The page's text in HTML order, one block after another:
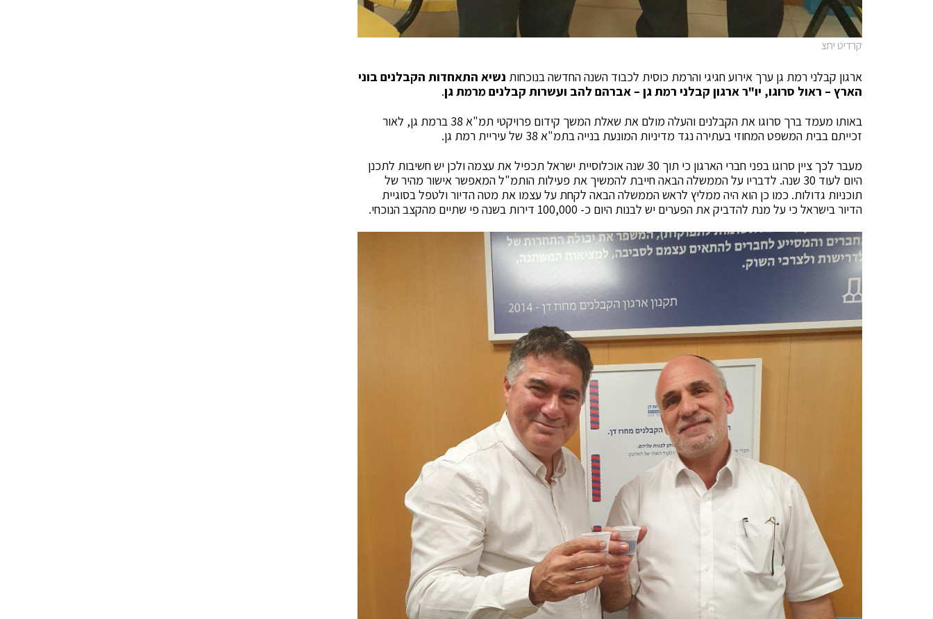
קרדיט יחצ
ארגון קבלני רמת גן ערך אירוע חגיגי והרמת כוסית לכבוד השנה החדשה בנוכחות נשיא התאחדות הקבלנים בוני
הארץ – ראול סרוגו, יו"ר ארגון קבלני רמת גן – אברהם להב ועשרות קבלנים מרמת גן.
באותו מעמד ברך סרוגו את הקבלנים והעלה מולם את שאלת המשך קידום פרויקטי תמ"א 38 ברמת גן, לאור
זכייתם בבית המשפט המחוזי בעתירה נגד מדיניות המונעת בנייה בתמ"א 38 של עיריית רמת גן.
מעבר לכך ציין סרוגו בפני חברי הארגון כי תוך 30 שנה אוכלוסיית ישראל תכפיל את עצמה ולכן יש חשיבות לתכנן
היום לעוד 30 שנה. לדבריו על הממשלה הבאה חייבת להמשיך את פעילות הותמ"ל המאפשר אישור מהיר של
תוכניות גדולות. כמו כן הוא היה ממליץ לראש הממשלה הבאה לקחת על עצמו את מטה הדיור ולטפל בסוגיית
הדיור בישראל כי על מנת להדביק את הפערים יש לבנות היום כ- 100,000 דירות בשנה פי שתיים מהקצב הנוכחי.